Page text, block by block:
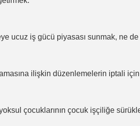
ucuz iş gücü piyasası sunmak, ne
ilişkin düzenlemelerin iptali için
çocuklarının çocuk işçiliğe